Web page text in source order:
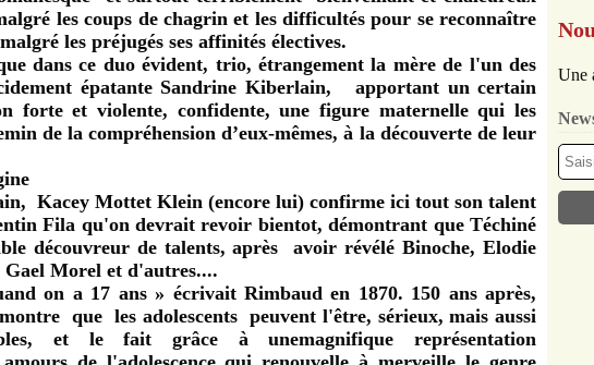
les coups de chagrin et les difficultés pour se reconnaître
les préjugés ses affinités électives.
dans ce duo évident, trio, étrangement la mère de l'un des
épatante Sandrine Kiberlain, apportant un certain
forte et violente, confidente, une figure maternelle qui les
de la compréhension d’eux-mêmes, à la découverte de leur
Kacey Mottet Klein (encore lui) confirme ici tout son talent
Fila qu'on devrait revoir bientot, démontrant que Téchiné
découvreur de talents, après avoir révélé Binoche, Elodie
Morel et d'autres....
on a 17 ans » écrivait Rimbaud en 1870. 150 ans après,
que les adolescents peuvent l'être, sérieux, mais aussi
et le fait grâce à unemagnifique représentation
Une